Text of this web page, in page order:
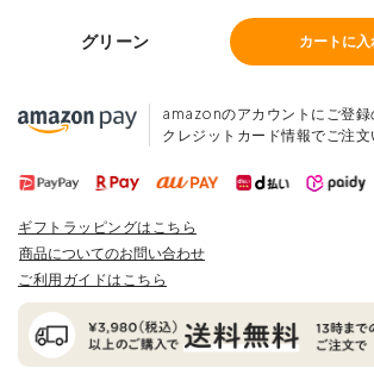
グリーン カートに入
amazonのアカウントにご登録
クレジットカード情報でご注文
ギフトラッピングはこちら
商品についてのお問い合わせ
ご利用ガイドはこちら